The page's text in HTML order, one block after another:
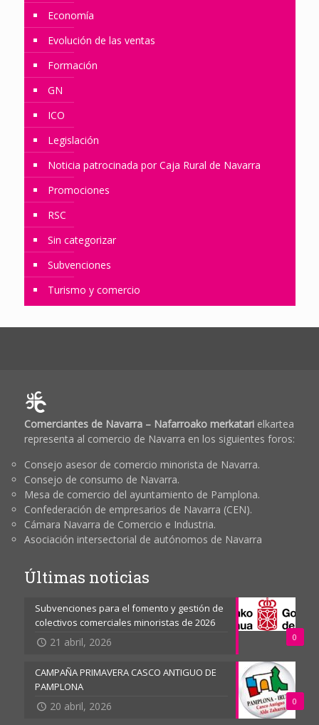
Economía
Evolución de las ventas
Formación
GN
ICO
Legislación
Noticia patrocinada por Caja Rural de Navarra
Promociones
RSC
Sin categorizar
Subvenciones
Turismo y comercio
Comerciantes de Navarra – Nafarroako merkatarielkartea
representa al comercio de Navarra en los siguientes foros:
Consejo asesor de comercio minorista de Navarra.
Consejo de consumo de Navarra.
Mesa de comercio del ayuntamiento de Pamplona.
Confederación de empresarios de Navarra (CEN).
Cámara Navarra de Comercio e Industria.
Asociación intersectorial de autónomos de Navarra
Últimas noticias
0
Subvenciones para el fomento y gestión de
colectivos comerciales minoristas de 2026
21 abril, 2026
0
CAMPAÑA PRIMAVERA CASCO ANTIGUO DE
PAMPLONA
20 abril, 2026